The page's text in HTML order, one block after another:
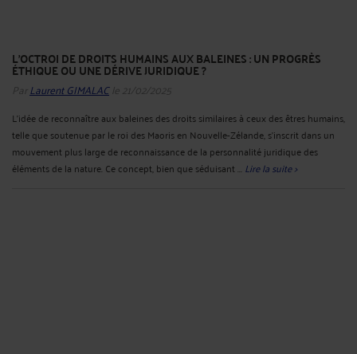
L’OCTROI DE DROITS HUMAINS AUX BALEINES : UN PROGRÈS
ÉTHIQUE OU UNE DÉRIVE JURIDIQUE ?
Par Laurent GIMALACle 21/02/2025
L’idée de reconnaître aux baleines des droits similaires à ceux des êtres humains,
telle que soutenue par le roi des Maoris en Nouvelle-Zélande, s’inscrit dans un
mouvement plus large de reconnaissance de la personnalité juridique des
éléments de la nature. Ce concept, bien que séduisant ... Lire la suite >